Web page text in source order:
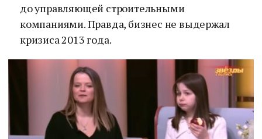
до управляющей строительными
компаниями. Правда, бизнес не выдержал
кризиса 2013 года.